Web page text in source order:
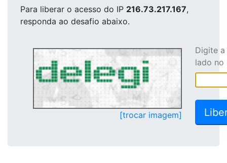
Para liberar o acesso do IP 216.73.217.167,
responda ao desafio abaixo.
[trocar imagem]
Digite
lado no